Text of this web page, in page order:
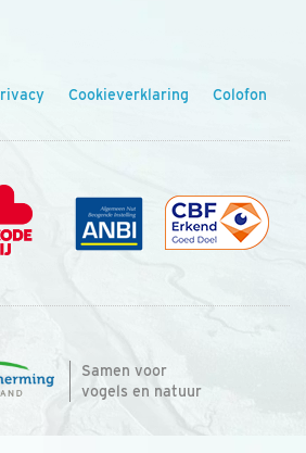
Cookieverklaring Colofon
Samen voor
vogels en natuur